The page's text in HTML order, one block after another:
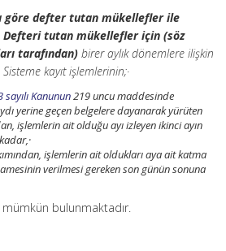
göre defter tutan mükellefler ile
Defteri tutan mükellefler için (söz
tarafından) birer aylık dönemlere ilişkin
kayıt işlemlerinin;·
sayılı Kanunun219 uncu maddesinde
yerine geçen belgelere dayanarak yürüten
işlemlerin ait olduğu ayı izleyen ikinci ayın
işlemlerin ait oldukları aya ait katma
verilmesi gereken son günün sonuna
bulunmaktadır.